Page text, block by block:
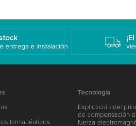
entrega e instalación
farmacéuticos
Tecnología
Explicación del
de compensación
fuerza